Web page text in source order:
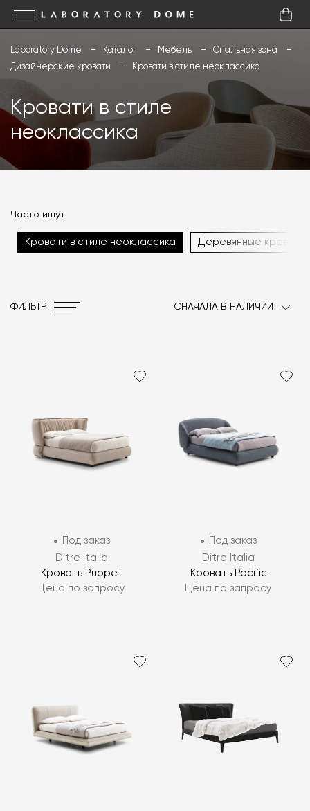
Laboratory Dome Каталог Мебель
Спальная зона
Дизайнерские кровати
Кровати в стиле неоклассика
Кровати в стиле
неоклассика
Часто ищут
Деревянные кровати
Кровати в стиле неоклассика
ФИЛЬТР СНАЧАЛА В НАЛИЧИИ
Под заказ
Ditre Italia
Кровать Puppet
Цена по запросу
Под заказ
Ditre Italia
Кровать Pacific
Цена по запросу